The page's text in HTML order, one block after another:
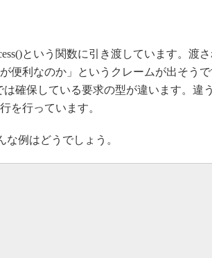
という関数に引き渡しています。渡
便利なのか」というクレームが出そう
は確保している要求の型が違います。違
を行っています。
例はどうでしょう。